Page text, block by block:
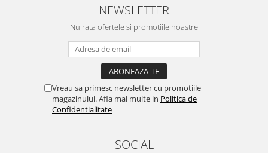
NEWSLETTER
Nu rata ofertele si promotiile noastre
Vreau sa primesc newsletter cu promotiile
magazinului. Afla mai multe in Politica de
Confidentialitate
SOCIAL